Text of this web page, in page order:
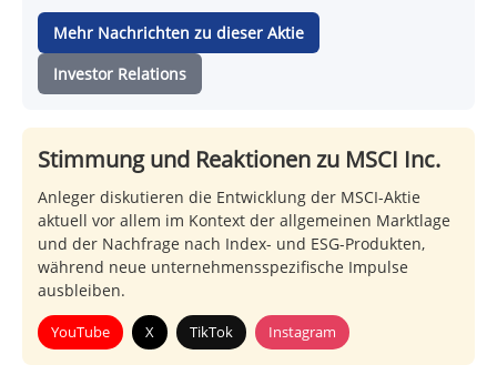
Mehr Nachrichten zu dieser Aktie
Investor Relations
Stimmung und Reaktionen zu MSCI Inc.
Anleger diskutieren die Entwicklung der MSCI-Aktie
aktuell vor allem im Kontext der allgemeinen Marktlage
und der Nachfrage nach Index- und ESG-Produkten,
während neue unternehmensspezifische Impulse
ausbleiben.
YouTube X TikTok Instagram